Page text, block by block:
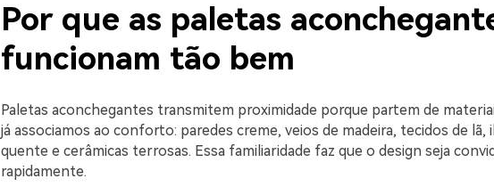
Por que as paletas
funcionam tão bem
Paletas aconchegantes transmitem proximidade porque partem de
já associamos ao conforto: paredes creme, veios de madeira, tecidos de lã,
quente e cerâmicas terrosas. Essa familiaridade faz que o design seja
rapidamente.